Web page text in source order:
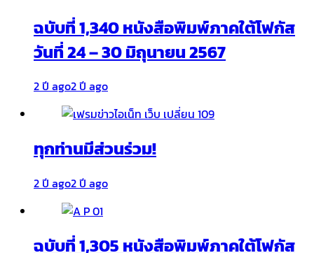
ฉบับที่ 1,340 หนังสือพิมพ์ภาคใต้โฟกัส
วันที่ 24 – 30 มิถุนายน 2567
2 ปี ago2 ปี ago
ทุกท่านมีส่วนร่วม!
2 ปี ago2 ปี ago
ฉบับที่ 1,305 หนังสือพิมพ์ภาคใต้โฟกัส